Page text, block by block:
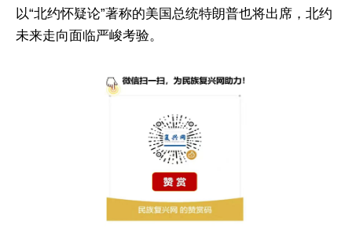
以“北约怀疑论”著称的美国总统特朗普也将出席，北约
未来走向面临严峻考验。